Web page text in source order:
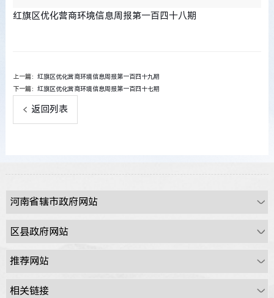
红旗区优化营商环境信息周报第一百四十八期
上一篇：红旗区优化营商环境信息周报第一百四十九期
下一篇：红旗区优化营商环境信息周报第一百四十七期
返回列表